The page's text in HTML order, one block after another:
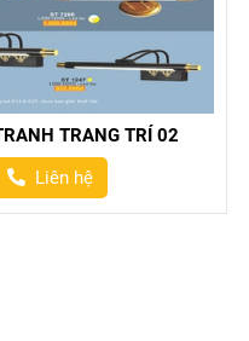
TRANG TRÍ 02
Liên hệ